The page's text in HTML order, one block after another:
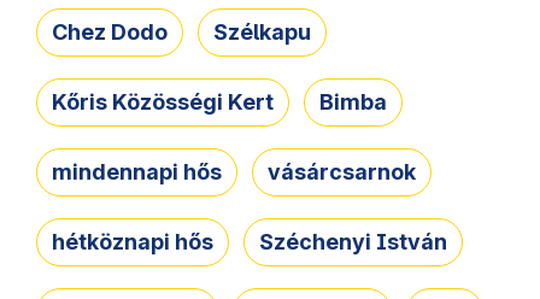
Chez Dodo Szélkapu
Kőris Közösségi Kert Bimba
mindennapi hős vásárcsarnok
hétköznapi hős Széchenyi István